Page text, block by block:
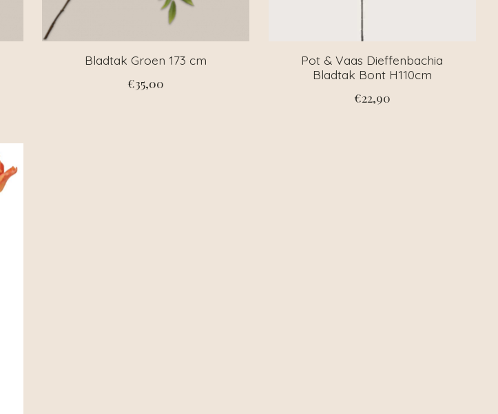
Bladtak Groen 173 cm
€35,00
Pot & Vaas Dieffenbachia
Bladtak Bont H110cm
€22,90